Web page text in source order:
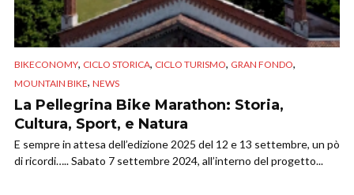
BIKECONOMY, CICLO STORICA, CICLO TURISMO, GRAN FONDO,
MOUNTAIN BIKE, NEWS
La Pellegrina Bike Marathon: Storia,
Cultura, Sport, e Natura
E sempre in attesa dell’edizione 2025 del 12 e 13 settembre, un pò
di ricordi….. Sabato 7 settembre 2024, all’interno del progetto...